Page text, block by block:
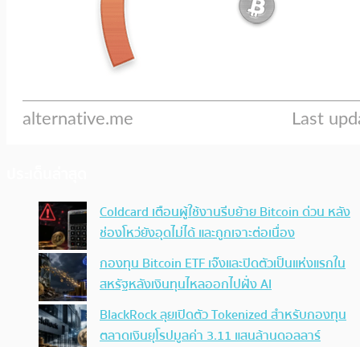
Coldcard เตือนผู้ใช้งานรีบย้าย Bitcoin ด่วน หลัง
ช่องโหว่ยังอุดไม่ได้ และถูกเจาะต่อเนื่อง
กองทุน Bitcoin ETF เจ๊งและปิดตัวเป็นแห่งแรกใน
สหรัฐหลังเงินทุนไหลออกไปฝั่ง AI
BlackRock ลุยเปิดตัว Tokenized สำหรับกองทุน
ตลาดเงินยุโรปมูลค่า 3.11 แสนล้านดอลลาร์